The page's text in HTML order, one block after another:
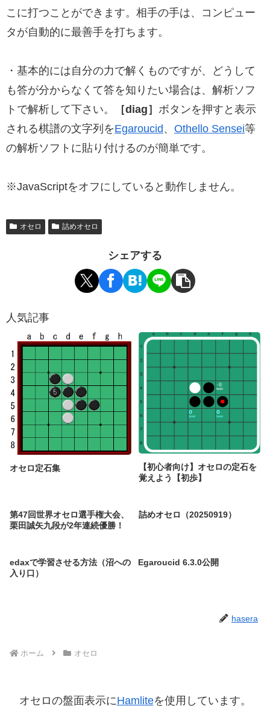
こに打つことができます。相手の手は、コンピュー
タが自動的に最善手を打ちます。
・基本的には自分の力で解くものですが、どうして
も答が分からなくて答を知りたい場合は、解析ソフ
トで解析して下さい。
［diag］ ボタンを押すと表示
される棋譜の文字列をEgaroucid、 Othello Sensei等
の解析ソフトに貼り付けるのが簡単です。
※JavaScriptをオフにしていると動作しません。
オセロ 詰めオセロ
シェアする
人気記事
オセロ定石集
【初心者向け】オセロの定石を
覚えよう【初歩】
第47回世界オセロ選手権大会、
栗田誠矢九段が2年連続優勝！
詰めオセロ（20250919）
edaxで学習させる方法（沼への
入り口）
Egaroucid 6.3.0公開
hasera
ホーム オセロ
オセロの盤面表示にHamliteを使用しています。